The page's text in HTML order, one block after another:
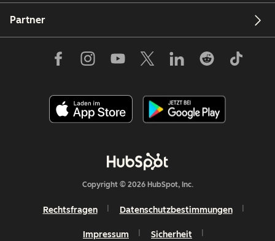
Partner
Copyright © 2026 HubSpot, Inc.
Rechtsfragen Datenschutzbestimmungen
Impressum Sicherheit